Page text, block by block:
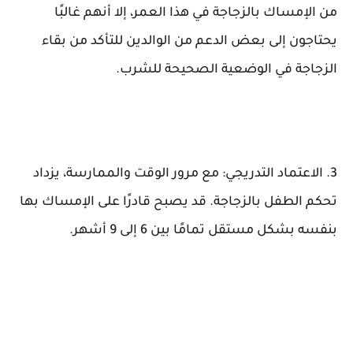
من الإمساك بالزجاجة في هذا العمر، إلا أنهم غالبًا
يحتاجون إلى بعض الدعم من الوالدين للتأكد من بقاء
الزجاجة في الوضعية الصحيحة للشرب.
3. الاعتماد التدريجي: مع مرور الوقت والممارسة، يزداد
تحكم الطفل بالزجاجة. قد يصبح قادرًا على الإمساك بها
بنفسه بشكل مستقل تمامًا بين 6 إلى 9 أشهر.